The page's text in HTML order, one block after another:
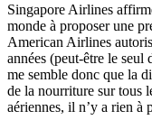
Singapore Airlines
monde à proposer une
American Airlines
années (peut-être le
me semble donc que la
de la nourriture sur tous
aériennes, il n’y a rien à